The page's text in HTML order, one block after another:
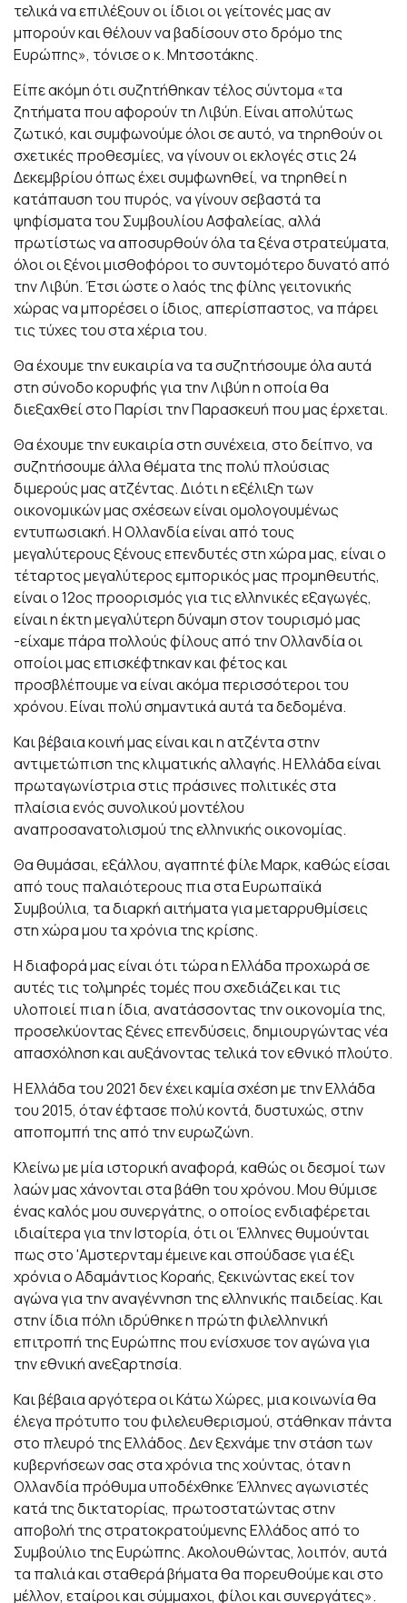
τελικά να επιλέξουν οι ίδιοι οι γείτονές μας αν
μπορούν και θέλουν να βαδίσουν στο δρόμο της
Ευρώπης», τόνισε ο κ. Μητσοτάκης.
Είπε ακόμη ότι συζητήθηκαν τέλος σύντομα «τα
ζητήματα που αφορούν τη Λιβύη. Είναι απολύτως
ζωτικό, και συμφωνούμε όλοι σε αυτό, να τηρηθούν οι
σχετικές προθεσμίες, να γίνουν οι εκλογές στις 24
Δεκεμβρίου όπως έχει συμφωνηθεί, να τηρηθεί η
κατάπαυση του πυρός, να γίνουν σεβαστά τα
ψηφίσματα του Συμβουλίου Ασφαλείας, αλλά
πρωτίστως να αποσυρθούν όλα τα ξένα στρατεύματα,
όλοι οι ξένοι μισθοφόροι το συντομότερο δυνατό από
την Λιβύη. Έτσι ώστε ο λαός της φίλης γειτονικής
χώρας να μπορέσει ο ίδιος, απερίσπαστος, να πάρει
τις τύχες του στα χέρια του.
Θα έχουμε την ευκαιρία να τα συζητήσουμε όλα αυτά
στη σύνοδο κορυφής για την Λιβύη η οποία θα
διεξαχθεί στο Παρίσι την Παρασκευή που μας έρχεται.
Θα έχουμε την ευκαιρία στη συνέχεια, στο δείπνο, να
συζητήσουμε άλλα θέματα της πολύ πλούσιας
διμερούς μας ατζέντας. Διότι η εξέλιξη των
οικονομικών μας σχέσεων είναι ομολογουμένως
εντυπωσιακή. Η Ολλανδία είναι από τους
μεγαλύτερους ξένους επενδυτές στη χώρα μας, είναι ο
τέταρτος μεγαλύτερος εμπορικός μας προμηθευτής,
είναι ο 12ος προορισμός για τις ελληνικές εξαγωγές,
είναι η έκτη μεγαλύτερη δύναμη στον τουρισμό μας
-είχαμε πάρα πολλούς φίλους από την Ολλανδία οι
οποίοι μας επισκέφτηκαν και φέτος και
προσβλέπουμε να είναι ακόμα περισσότεροι του
χρόνου. Είναι πολύ σημαντικά αυτά τα δεδομένα.
Και βέβαια κοινή μας είναι και η ατζέντα στην
αντιμετώπιση της κλιματικής αλλαγής. Η Ελλάδα είναι
πρωταγωνίστρια στις πράσινες πολιτικές στα
πλαίσια ενός συνολικού μοντέλου
αναπροσανατολισμού της ελληνικής οικονομίας.
Θα θυμάσαι, εξάλλου, αγαπητέ φίλε Μαρκ, καθώς είσαι
από τους παλαιότερους πια στα Ευρωπαϊκά
Συμβούλια, τα διαρκή αιτήματα για μεταρρυθμίσεις
στη χώρα μου τα χρόνια της κρίσης.
Η διαφορά μας είναι ότι τώρα η Ελλάδα προχωρά σε
αυτές τις τολμηρές τομές που σχεδιάζει και τις
υλοποιεί πια η ίδια, ανατάσσοντας την οικονομία της,
προσελκύοντας ξένες επενδύσεις, δημιουργώντας νέα
απασχόληση και αυξάνοντας τελικά τον εθνικό πλούτο.
Η Ελλάδα του 2021 δεν έχει καμία σχέση με την Ελλάδα
του 2015, όταν έφτασε πολύ κοντά, δυστυχώς, στην
αποπομπή της από την ευρωζώνη.
Κλείνω με μία ιστορική αναφορά, καθώς οι δεσμοί των
λαών μας χάνονται στα βάθη του χρόνου. Μου θύμισε
ένας καλός μου συνεργάτης, ο οποίος ενδιαφέρεται
ιδιαίτερα για την Ιστορία, ότι οι Έλληνες θυμούνται
πως στο 'Αμστερνταμ έμεινε και σπούδασε για έξι
χρόνια ο Αδαμάντιος Κοραής, ξεκινώντας εκεί τον
αγώνα για την αναγέννηση της ελληνικής παιδείας. Και
στην ίδια πόλη ιδρύθηκε η πρώτη φιλελληνική
επιτροπή της Ευρώπης που ενίσχυσε τον αγώνα για
την εθνική ανεξαρτησία.
Και βέβαια αργότερα οι Κάτω Χώρες, μια κοινωνία θα
έλεγα πρότυπο του φιλελευθερισμού, στάθηκαν πάντα
στο πλευρό της Ελλάδος. Δεν ξεχνάμε την στάση των
κυβερνήσεων σας στα χρόνια της χούντας, όταν η
Ολλανδία πρόθυμα υποδέχθηκε Έλληνες αγωνιστές
κατά της δικτατορίας, πρωτοστατώντας στην
αποβολή της στρατοκρατούμενης Ελλάδος από το
Συμβούλιο της Ευρώπης. Ακολουθώντας, λοιπόν, αυτά
τα παλιά και σταθερά βήματα θα πορευθούμε και στο
μέλλον, εταίροι και σύμμαχοι, φίλοι και συνεργάτες».